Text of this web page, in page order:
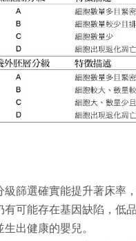
級篩選確實能提升著床率
有可能存在基因缺陷，低
生出健康的嬰兒。